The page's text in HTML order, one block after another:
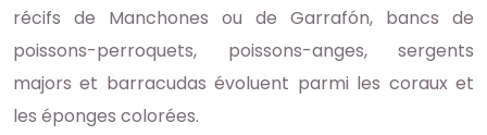
récifs de Manchones ou de Garrafón, bancs de
poissons-perroquets, poissons-anges, sergents
majors et barracudas évoluent parmi les coraux et
les éponges colorées.